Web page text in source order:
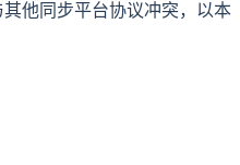
他同步平台协议冲突，以本